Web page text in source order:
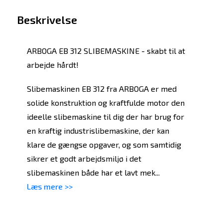
Beskrivelse
ARBOGA EB 312 SLIBEMASKINE - skabt til at
arbejde hårdt!
Slibemaskinen EB 312 fra ARBOGA er med
solide konstruktion og kraftfulde motor den
ideelle slibemaskine til dig der har brug for
en kraftig industrislibemaskine, der kan
klare de gængse opgaver, og som samtidig
sikrer et godt arbejdsmiljø i det
slibemaskinen både har et lavt mek...
Læs mere >>